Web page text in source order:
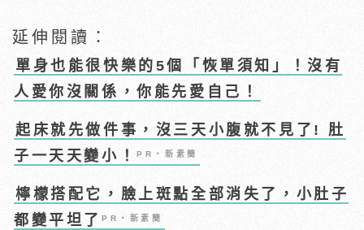
延伸閱讀：
單身也能很快樂的5個「恢單須知」！沒有
人愛你沒關係，你能先愛自己！
起床就先做件事，沒三天小腹就不見了! 肚
子一天天變小！PR・新素簡
檸檬搭配它，臉上斑點全部消失了，小肚子
都變平坦了 PR・新素簡